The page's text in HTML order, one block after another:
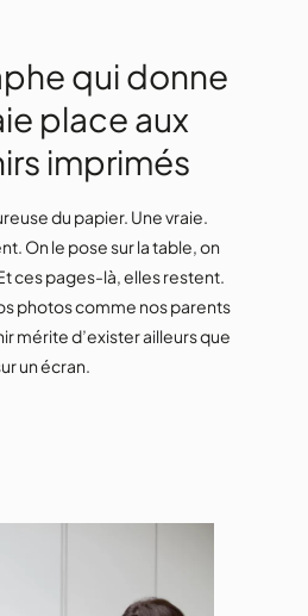
qui donne
place aux
imprimés
du papier. Une vraie.
On le pose sur la table, on
ces pages-là, elles restent.
photos comme nos parents
mérite d’exister ailleurs que
un écran.